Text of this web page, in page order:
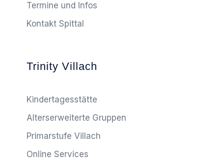
Termine und Infos
Kontakt Spittal
Trinity Villach
Kindertagesstätte
Alterserweiterte Gruppen
Primarstufe Villach
Online Services